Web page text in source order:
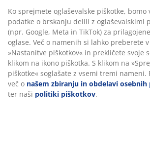
Dostava
zagotavljanje dobre izkušnje ob obisku
mesta. Piškotki zbirajo podatke o vas za
funkcionalnosti, statistike in ustreznega
Ko sprejmete oglaševalske piškotke, bomo
brskanju delili z oglaševalskimi partnerji
in TikTok) za prilagojene in statične oglase.
lahko preberete v razdelku »Nastanitve
prekličete svoje soglasje s klikom na ikono